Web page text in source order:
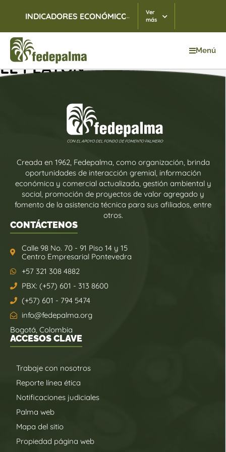
INDICADORES ECONÓMICOS TRM 07/08/2026
...
Ver
más
Menú
EL PLAYÓN
Creada en 1962, Fedepalma, como organización, brinda
oportunidades de interacción gremial, información
económica y comercial actualizada, gestión ambiental y
social, promoción de proyectos de valor agregado y
fomento de la asistencia técnica para sus afiliados, entre
otros.
CONTÁCTENOS
Calle 98 No. 70 - 91 Piso 14 y 15
Centro Empresarial Pontevedra
+57 321 308 4882
PBX: (+57) 601 - 313 8600
(+57) 601 - 794 5474
info@fedepalma.org
Bogotá, Colombia
ACCESOS CLAVE
Trabaje con nosotros
Reporte línea ética
Notificaciones judiciales
Palma web
Mapa del sitio
Propiedad página web